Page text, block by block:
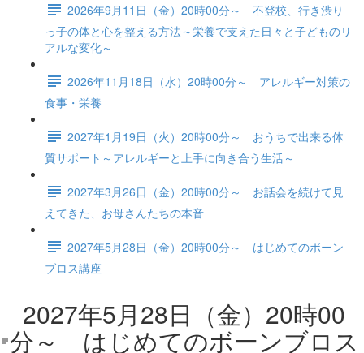
2026年9月11日（金）20時00分～ 不登校、行き渋り
っ子の体と心を整える方法～栄養で支えた日々と子どものリ
アルな変化～
2026年11月18日（水）20時00分～ アレルギー対策の
食事・栄養
2027年1月19日（火）20時00分～ おうちで出来る体
質サポート～アレルギーと上手に向き合う生活～
2027年3月26日（金）20時00分～ お話会を続けて見
えてきた、お母さんたちの本音
2027年5月28日（金）20時00分～ はじめてのボーン
ブロス講座
2027年5月28日（金）20時00
分～ はじめてのボーンブロス